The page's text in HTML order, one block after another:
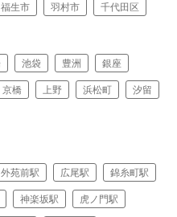
福生市 羽村市 千代田区
池袋 豊洲 銀座
京橋 上野 浜松町 汐留
外苑前駅 広尾駅 錦糸町駅
神楽坂駅 虎ノ門駅